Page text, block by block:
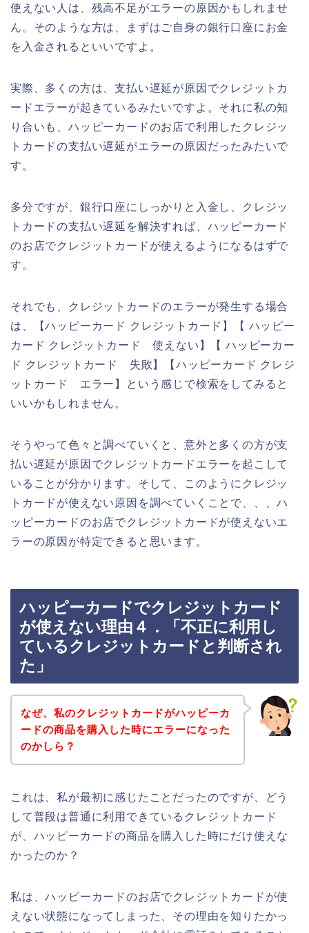
使えない人は、残高不足がエラーの原因かもしれませ
ん。そのような方は、まずはご自身の銀行口座にお金
を入金されるといいですよ。
実際、多くの方は、支払い遅延が原因でクレジットカ
ードエラーが起きているみたいですよ。それに私の知
り合いも、ハッピーカードのお店で利用したクレジッ
トカードの支払い遅延がエラーの原因だったみたいで
す。
多分ですが、銀行口座にしっかりと入金し、クレジッ
トカードの支払い遅延を解決すれば、ハッピーカード
のお店でクレジットカードが使えるようになるはずで
す。
それでも、クレジットカードのエラーが発生する場合
は、【ハッピーカード クレジットカード】【 ハッピー
カード クレジットカード 使えない】【 ハッピーカー
ド クレジットカード 失敗】【ハッピーカード クレジ
ットカード エラー】という感じで検索をしてみると
いいかもしれません。
そうやって色々と調べていくと、意外と多くの方が支
払い遅延が原因でクレジットカードエラーを起こして
いることが分かります。そして、このようにクレジッ
トカードが使えない原因を調べていくことで、、、ハ
ッピーカードのお店でクレジットカードが使えないエ
ラーの原因が特定できると思います。
ハッピーカードでクレジットカード
が使えない理由４．「不正に利用し
ているクレジットカードと判断され
た」
なぜ、私のクレジットカードがハッピーカ
ードの商品を購入した時にエラーになった
のかしら？
これは、私が最初に感じたことだったのですが、どう
して普段は普通に利用できているクレジットカード
が、ハッピーカードの商品を購入した時にだけ使えな
かったのか？
私は、ハッピーカードのお店でクレジットカードが使
えない状態になってしまった、その理由を知りたかっ